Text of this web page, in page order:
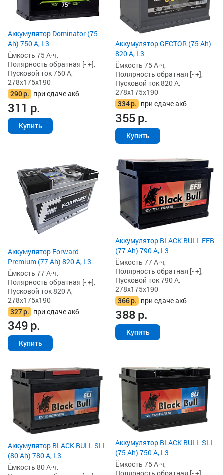
Аккумулятор Dominator (75
Ah) 750 А, L3
Ёмкость 75 А·ч,
Полярность обратная [- +],
Пусковой ток 750 А,
278x175x190
290р. при сдаче акб
311 р.
Купить
Аккумулятор GECTOR (75 Ah)
820 А, L3
Ёмкость 75 А·ч,
Полярность обратная [- +],
Пусковой ток 820 А,
278x175x190
334р. при сдаче акб
355р.
Купить
Аккумулятор Forward
Premium (77 Ah) 820 А, L3
Ёмкость 77 А·ч,
Полярность обратная [- +],
Пусковой ток 820 А,
278x175x190
327р. при сдаче акб
349р.
Купить
Аккумулятор BLACK BULL EFB
(77 Ah) 790 А, L3
Ёмкость 77 А·ч,
Полярность обратная [- +],
Пусковой ток 790 А,
278x175x190
366р. при сдаче акб
388р.
Купить
Аккумулятор BLACK BULL SLI
(80 Ah) 780 А, L3
Ёмкость 80 А·ч,
Аккумулятор BLACK BULL SLI
(75 Ah) 750 А, L3
Ёмкость 75 А·ч,
Полярность обратная [- +],